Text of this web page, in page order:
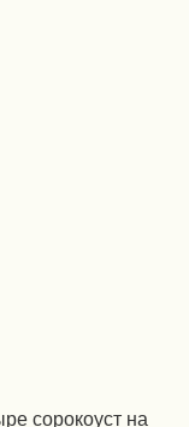
сорокоуст на